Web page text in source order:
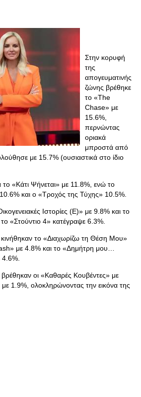
Στην κορυφή
της
απογευματινής
ζώνης βρέθηκε
το «The
Chase» με
15.6%,
περνώντας
οριακά
μπροστά από
με 15.7% (ουσιαστικά στο ίδιο
το «Κάτι Ψήνεται» με 11.8%, ενώ το
και ο «Τροχός της Τύχης» 10.5%.
Ιστορίες (E)» με 9.8% και το
«Στούντιο 4» κατέγραψε 6.3%.
κινήθηκαν το «Διαχωρίζω τη Θέση Μου»
με 4.8% και το «Δημήτρη μου…
οι «Καθαρές Κουβέντες» με
1.9%, ολοκληρώνοντας την εικόνα της